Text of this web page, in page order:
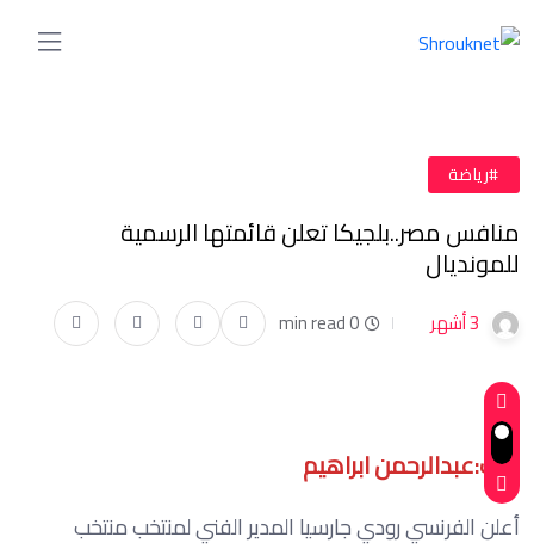
#رياضة
منافس مصر..بلجيكا تعلن قائمتها الرسمية
للمونديال
3 أشهر 0 min read
كتب:عبدالرحمن ابراهيم
أعلن الفرنسي رودي جارسيا المدير الفني لمنتخب منتخب